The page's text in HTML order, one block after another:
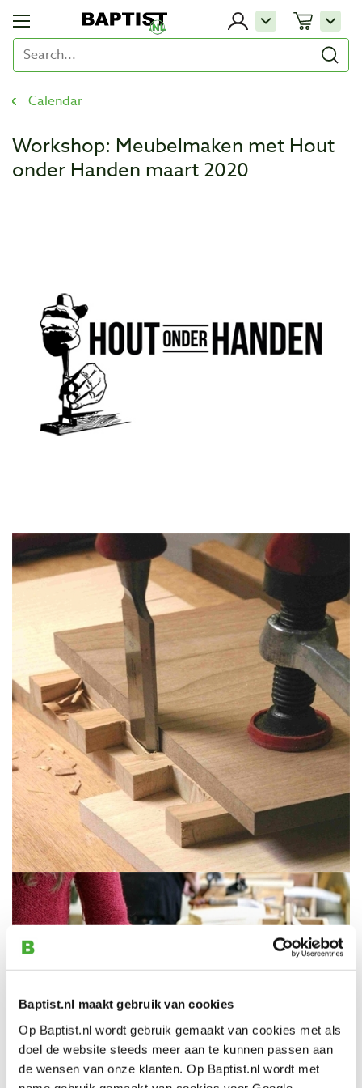
Baptist.nl maakt gebruik van cookies
Op Baptist.nl wordt gebruik gemaakt van cookies met als
doel de website steeds meer aan te kunnen passen aan
de wensen van onze klanten. Op Baptist.nl wordt met
Calendar
Workshop: Meubelmaken met Hout
onder Handen maart 2020